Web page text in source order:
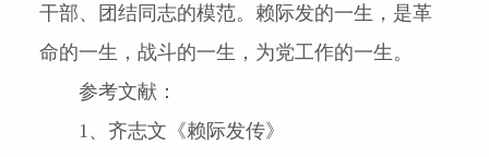
干部、团结同志的模范。赖际发的一生，是革
命的一生，战斗的一生，为党工作的一生。
参考文献：
1 、齐志文《赖际发传》